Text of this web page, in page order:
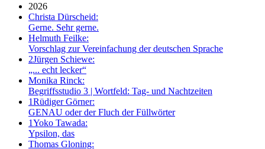
2026
Christa Dürscheid:
Gerne. Sehr gerne.
Helmuth Feilke:
Vorschlag zur Vereinfachung der deutschen Sprache
2Jürgen Schiewe:
„... echt lecker“
Monika Rinck:
Begriffsstudio 3 | Wortfeld: Tag- und Nachtzeiten
1Rüdiger Görner:
GENAU oder der Fluch der Füllwörter
1Yoko Tawada:
Ypsilon, das
Thomas Gloning: